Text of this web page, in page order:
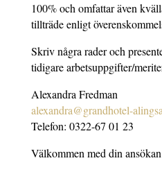
100% och omfattar även
tillträde enligt
Skriv några rader och
tidigare arbetsuppgifter/
Alexandra Fredman
alexandra@grandhotel-
Telefon: 0322-67 01 23
Välkommen med din